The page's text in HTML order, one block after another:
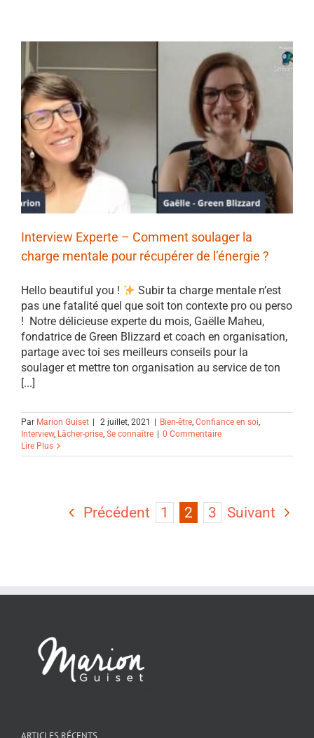
Interview Experte – Comment soulager la
charge mentale pour récupérer de l’énergie ?
Hello beautiful you !
Subir ta charge mentale n’est
pas une fatalité quel que soit ton contexte pro ou perso
! Notre délicieuse experte du mois, Gaëlle Maheu,
fondatrice de Green Blizzard et coach en organisation,
partage avec toi ses meilleurs conseils pour la
soulager et mettre ton organisation au service de ton
[...]
Par Marion Guiset 2 juillet, 2021 Bien-être, Confiance en soi,
Interview, Lâcher-prise, Se connaître
0 Commentaire
Lire Plus
Précédent 1 2 3 Suivant
ARTICLES RÉCENTS